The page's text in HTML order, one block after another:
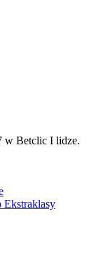
w Betclic I lidze.
Ekstraklasy